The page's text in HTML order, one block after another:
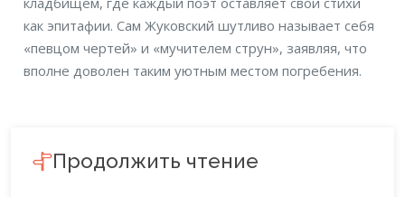
как эпитафии. Сам Жуковский шутливо называет себя
«певцом чертей» и «мучителем струн», заявляя, что
вполне доволен таким уютным местом погребения.
Продолжить чтение